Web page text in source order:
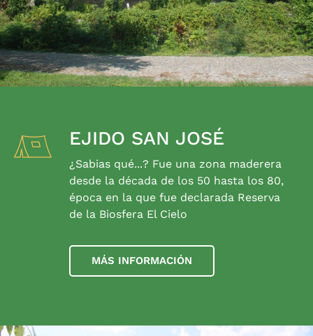
EJIDO SAN JOSÉ
¿Sabias qué...? Fue una zona maderera
desde la década de los 50 hasta los 80,
época en la que fue declarada Reserva
de la Biosfera El Cielo
MÁS INFORMACIÓN